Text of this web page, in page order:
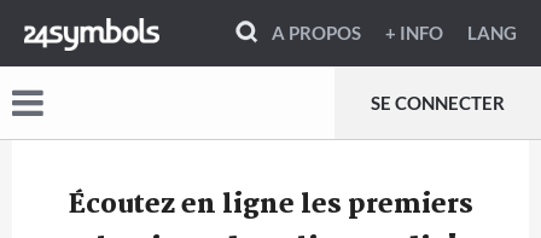
A PROPOS + INFO LANG
SE CONNECTER
Écoutez en ligne les premiers